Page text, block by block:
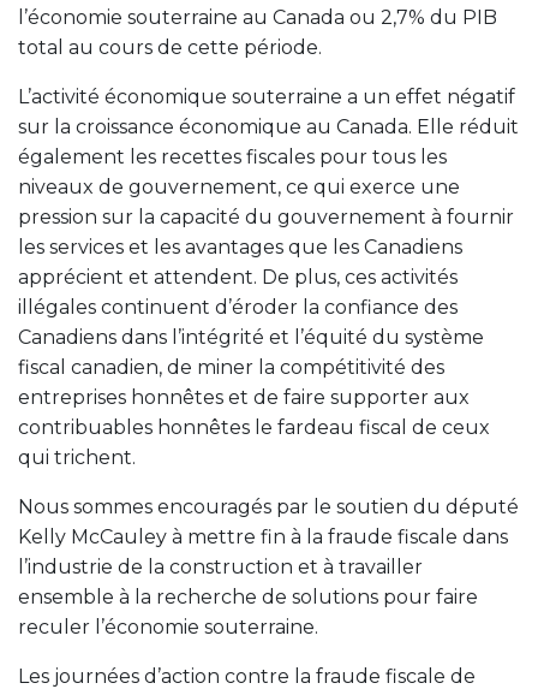
l’économie souterraine au Canada ou 2,7% du PIB
total au cours de cette période.
L’activité économique souterraine a un effet négatif
sur la croissance économique au Canada. Elle réduit
également les recettes fiscales pour tous les
niveaux de gouvernement, ce qui exerce une
pression sur la capacité du gouvernement à fournir
les services et les avantages que les Canadiens
apprécient et attendent. De plus, ces activités
illégales continuent d’éroder la confiance des
Canadiens dans l’intégrité et l’équité du système
fiscal canadien, de miner la compétitivité des
entreprises honnêtes et de faire supporter aux
contribuables honnêtes le fardeau fiscal de ceux
qui trichent.
Nous sommes encouragés par le soutien du député
Kelly McCauley à mettre fin à la fraude fiscale dans
l’industrie de la construction et à travailler
ensemble à la recherche de solutions pour faire
reculer l’économie souterraine.
Les journées d’action contre la fraude fiscale de